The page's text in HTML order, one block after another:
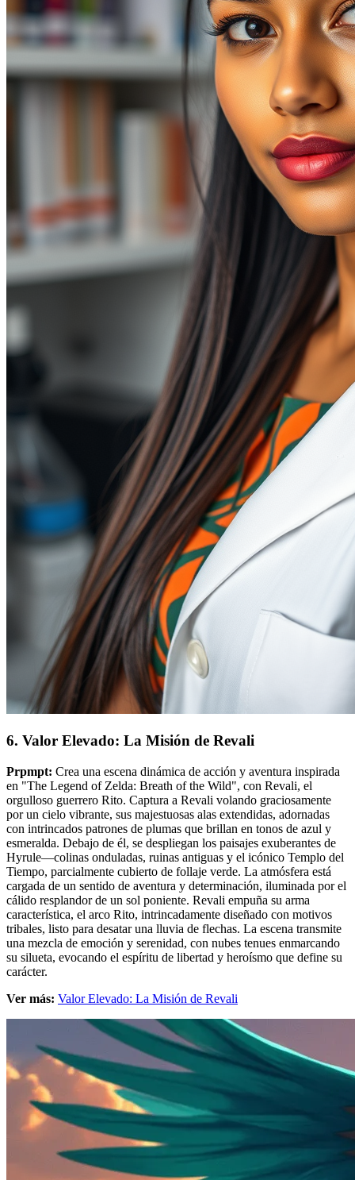
6. Valor Elevado: La Misión de Revali
Prpmpt: Crea una escena dinámica de acción y aventura inspirada
en "The Legend of Zelda: Breath of the Wild", con Revali, el
orgulloso guerrero Rito. Captura a Revali volando graciosamente
por un cielo vibrante, sus majestuosas alas extendidas, adornadas
con intrincados patrones de plumas que brillan en tonos de azul y
esmeralda. Debajo de él, se despliegan los paisajes exuberantes de
Hyrule—colinas onduladas, ruinas antiguas y el icónico Templo del
Tiempo, parcialmente cubierto de follaje verde. La atmósfera está
cargada de un sentido de aventura y determinación, iluminada por el
cálido resplandor de un sol poniente. Revali empuña su arma
característica, el arco Rito, intrincadamente diseñado con motivos
tribales, listo para desatar una lluvia de flechas. La escena transmite
una mezcla de emoción y serenidad, con nubes tenues enmarcando
su silueta, evocando el espíritu de libertad y heroísmo que define su
carácter.
Ver más: Valor Elevado: La Misión de Revali